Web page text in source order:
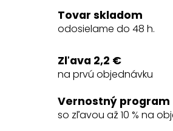
Tovar skladom
odosielame do 48 h.
Zľava 2,2 €
na prvú objednávku
Vernostný program
so zľavou až 10 % na